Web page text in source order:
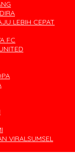
LEBIH CEPAT
FC
VIRALSUMSEL